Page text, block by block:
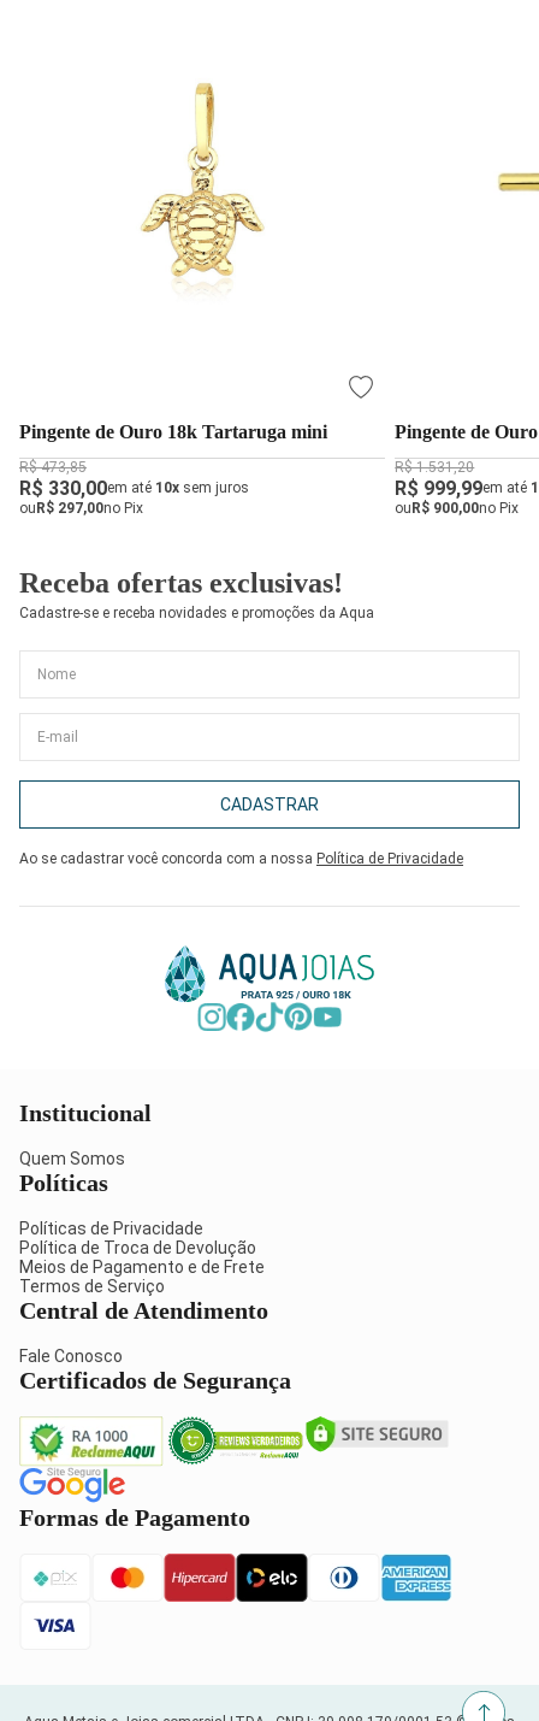
Pingente de Ouro 18k Tartaruga mini
R$ 473,85
R$ 330,00em até 10x sem juros
ouR$ 297,00no Pix
Pingente de
R$ 1.531,20
R$ 999,99em até
ouR$ 900,00no Pix
Receba ofertas exclusivas!
Cadastre-se e receba novidades e promoções da Aqua
CADASTRAR
Ao se cadastrar você concorda com a nossa Política de Privacidade
Institucional
Quem Somos
Políticas
Políticas de Privacidade
Política de Troca de Devolução
Meios de Pagamento e de Frete
Termos de Serviço
Central de Atendimento
Fale Conosco
Certificados de Segurança
Formas de Pagamento